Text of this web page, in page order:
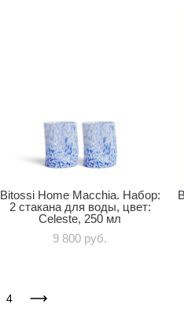
Bitossi Home Macchia. Набор:
2 стакана для воды, цвет:
Celeste, 250 мл
9 800 pуб.
4